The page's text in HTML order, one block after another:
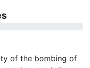
of the bombing of